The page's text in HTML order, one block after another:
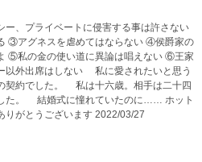
、プライベートに侵害する事は許さない
③アグネスを虐めてはならない ④侯爵家の
⑤私の金の使い道に異論は唱えない ⑥王家
しない 私に愛されたいと思う
は十六歳。相手は二十四
に…… ホット
りがとうございます 2022/03/27